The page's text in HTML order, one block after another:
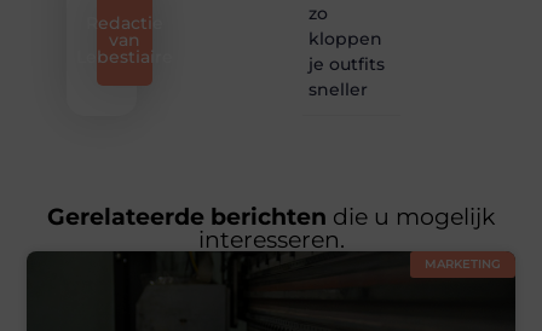
Redactie
van
Lebestiaire
zo
kloppen
je outfits
sneller
Gerelateerde berichten die u mogelijk
interesseren.
MARKETING